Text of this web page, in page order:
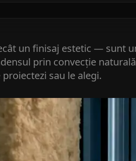
un finisaj estetic — sunt
prin convecție
sau le alegi.